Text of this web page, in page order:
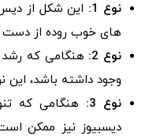
نوع 1:
این شکل از
های خوب روده از دست
نوع 2:
هنگامی که
وجود داشته باشد،
نوع 3:
هنگامی که
دیسبیوز نیز ممکن